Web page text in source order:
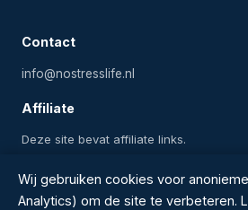
Contact
info@nostresslife.nl
Affiliate
Deze site bevat affiliate links.
Wij gebruiken cookies voor
Analytics) om de site te verbeteren.